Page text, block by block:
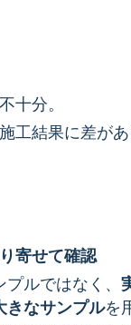
十分。
工結果に差があ
寄せて確認
ルではなく、
きなサンプルを